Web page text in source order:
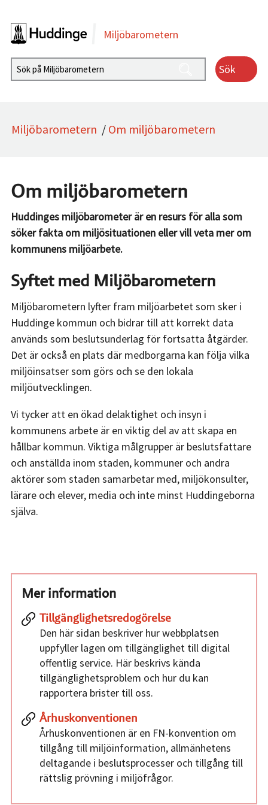
Miljöbarometern
Sök
Miljöbarometern / Om miljöbarometern
Om miljöbarometern
Huddinges miljöbarometer är en resurs för alla som
söker fakta om miljösituationen eller vill veta mer om
kommunens miljöarbete.
Syftet med Miljöbarometern
Miljöbarometern lyfter fram miljöarbetet som sker i
Huddinge kommun och bidrar till att korrekt data
används som beslutsunderlag för fortsatta åtgärder.
Det är också en plats där medborgarna kan följa vilka
miljöinsatser som görs och se den lokala
miljöutvecklingen.
Vi tycker att en ökad delaktighet och insyn i
kommunens arbete är en viktig del av att skapa en
hållbar kommun. Viktiga målgrupper är beslutsfattare
och anställda inom staden, kommuner och andra
aktörer som staden samarbetar med, miljökonsulter,
lärare och elever, media och inte minst Huddingeborna
själva.
Mer information
Tillgänglighetsredogörelse
Den här sidan beskriver hur webbplatsen
uppfyller lagen om tillgänglighet till digital
offentlig service. Här beskrivs kända
tillgänglighetsproblem och hur du kan
rapportera brister till oss.
Århuskonventionen
Århuskonventionen är en FN-konvention om
tillgång till miljöinformation, allmänhetens
deltagande i beslutsprocesser och tillgång till
rättslig prövning i miljöfrågor.